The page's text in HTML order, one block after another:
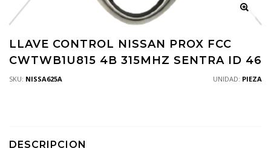
LLAVE CONTROL NISSAN PROX FCC
CWTWB1U815 4B 315MHZ SENTRA ID 46
SKU: NISSA625A UNIDAD: PIEZA
DESCRIPCION